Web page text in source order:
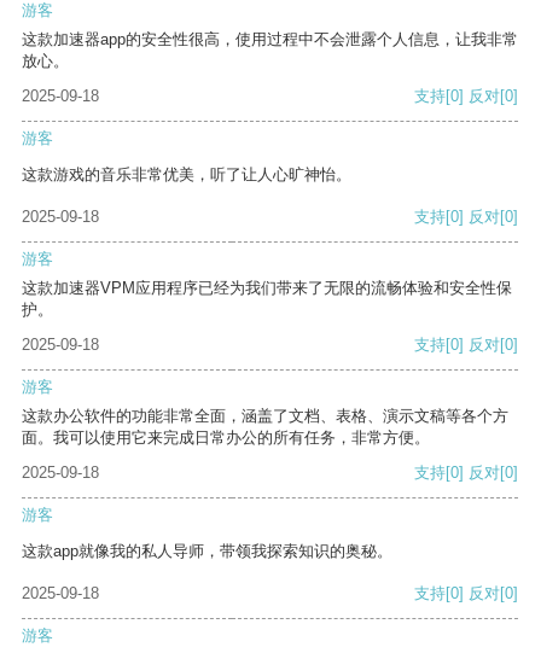
游客
这款加速器app的安全性很高，使用过程中不会泄露个人信息，让我非常
放心。
2025-09-18
支持[0] 反对[0]
游客
这款游戏的音乐非常优美，听了让人心旷神怡。
2025-09-18 支持[0] 反对[0]
游客
这款加速器VPM应用程序已经为我们带来了无限的流畅体验和安全性保
护。
2025-09-18
支持[0] 反对[0]
游客
这款办公软件的功能非常全面，涵盖了文档、表格、演示文稿等各个方
面。我可以使用它来完成日常办公的所有任务，非常方便。
2025-09-18
支持[0] 反对[0]
游客
这款app就像我的私人导师，带领我探索知识的奥秘。
2025-09-18 支持[0] 反对[0]
游客